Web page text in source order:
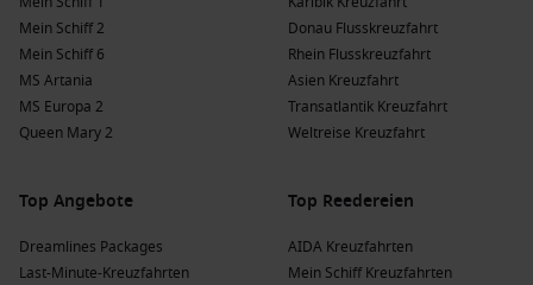
Mein Schiff 2
Mein Schiff 6
MS Artania
MS Europa 2
Queen Mary 2
Donau Flusskreuzfahrt
Rhein Flusskreuzfahrt
Asien Kreuzfahrt
Transatlantik Kreuzfahrt
Weltreise Kreuzfahrt
Top Angebote
Dreamlines Packages
Last-Minute-Kreuzfahrten
Top Reedereien
AIDA Kreuzfahrten
Mein Schiff Kreuzfahrten